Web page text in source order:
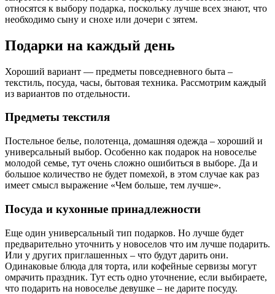
относятся к выбору подарка, поскольку лучше всех знают, что
необходимо сыну и снохе или дочери с зятем.
Подарки на каждый день
Хороший вариант — предметы повседневного быта –
текстиль, посуда, часы, бытовая техника. Рассмотрим каждый
из вариантов по отдельности.
Предметы текстиля
Постельное белье, полотенца, домашняя одежда – хороший и
универсальный выбор. Особенно как подарок на новоселье
молодой семье, тут очень сложно ошибиться в выборе. Да и
большое количество не будет помехой, в этом случае как раз
имеет смысл выражение «Чем больше, тем лучше».
Посуда и кухонные принадлежности
Еще один универсальный тип подарков. Но лучше будет
предварительно уточнить у новоселов что им лучше подарить.
Или у других приглашенных – что будут дарить они.
Одинаковые блюда для торта, или кофейные сервизы могут
омрачить праздник. Тут есть одно уточнение, если выбираете,
что подарить на новоселье девушке – не дарите посуду.